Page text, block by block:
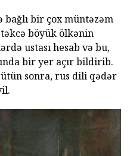
bir çox müntəzəm
təkcə böyük ölkənin
ustası hesab və bu,
bir yer açır bildirib.
sonra, rus dili qədər